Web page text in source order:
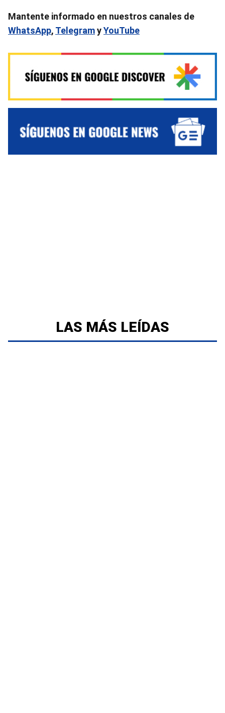
Mantente informado en nuestros canales de
WhatsApp, TelegramyYouTube
LAS MÁS LEÍDAS